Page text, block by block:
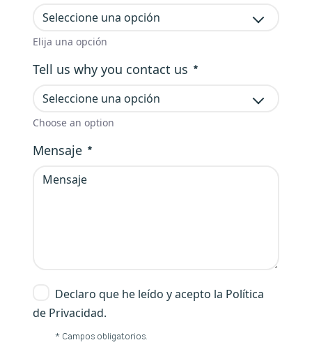
Seleccione una opción
Elija una opción
Requerido
Tell us why you contact us
Seleccione una opción
Choose an option
Requerido
Mensaje
Declaro que he leído y acepto la Política
de Privacidad.
* Campos obligatorios.